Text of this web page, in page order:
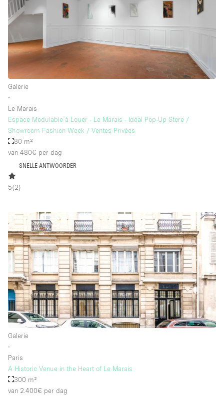
Galerie
∙
Le Marais
Espace Modulable à Louer - Le Marais - Idéal Pop-Up Store /
Showroom Fashion Week / Ventes Privées
80 m²
van 480€ per dag
SNELLE ANTWOORDER
5(2)
Galerie
∙
Paris
A Historic Venue in the Heart of Le Marais
300 m²
van 2.400€ per dag